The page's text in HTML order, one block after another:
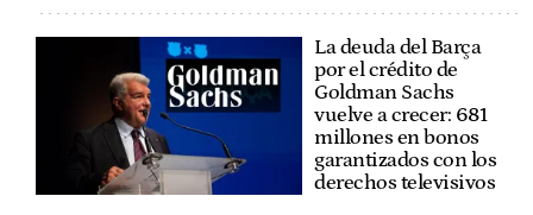
La deuda del Barça
por el crédito de
Goldman Sachs
vuelve a crecer: 681
millones en bonos
garantizados con los
derechos televisivos